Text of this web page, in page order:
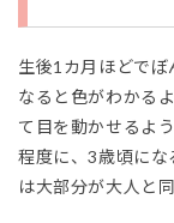
と視
力の
発
達、
弱視
は？
生後1カ月ほどで
なると色がわかる
て目を動かせるよ
程度に、3歳頃に
は大部分が大人と